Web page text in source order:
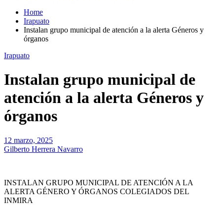
Home
Irapuato
Instalan grupo municipal de atención a la alerta Géneros y
órganos
Irapuato
Instalan grupo municipal de
atención a la alerta Géneros y
órganos
12 marzo, 2025
Gilberto Herrera Navarro
INSTALAN GRUPO MUNICIPAL DE ATENCIÓN A LA
ALERTA GÉNERO Y ÓRGANOS COLEGIADOS DEL
INMIRA